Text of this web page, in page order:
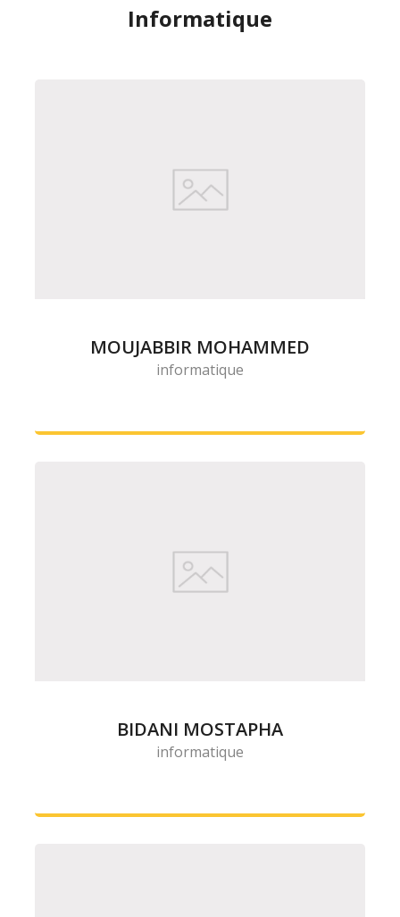
Informatique
MOUJABBIR MOHAMMED
informatique
BIDANI MOSTAPHA
informatique